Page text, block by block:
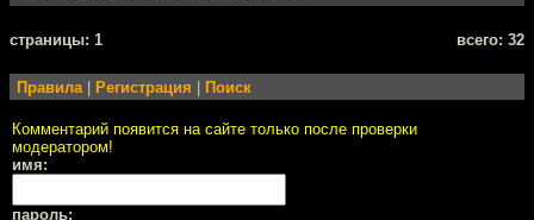
cтраницы: 1 всего: 32
Правила Регистрация Поиск
Комментарий появится на сайте только после проверки
модератором!
имя:
пароль: